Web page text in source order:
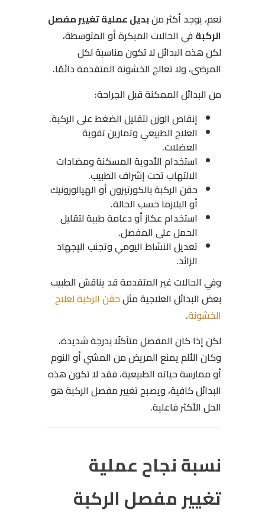
نعم، يوجد أكثر منبديل عملية تغيير مفصل
الركبةفي الحالات المبكرة أو المتوسطة،
لكن هذه البدائل لا تكون مناسبة لكل
المرضى، ولا تعالج الخشونة المتقدمة دائمًا.
من البدائل الممكنة قبل الجراحة:
إنقاص الوزن لتقليل الضغط على الركبة.
العلاج الطبيعي وتمارين تقوية
العضلات.
استخدام الأدوية المسكنة ومضادات
الالتهاب تحت إشراف الطبيب.
حقن الركبة بالكورتيزون أو الهيالورونيك
أو البلازما حسب الحالة.
استخدام عكاز أو دعامة طبية لتقليل
الحمل على المفصل.
تعديل النشاط اليومي وتجنب الإجهاد
الزائد.
وفي الحالات غير المتقدمة قد يناقش الطبيب
بعض البدائل العلاجية مثلحقن الركبة لعلاج
الخشونة.
لكن إذا كان المفصل متآكلًا بدرجة شديدة،
وكان الألم يمنع المريض من المشي أو النوم
أو ممارسة حياته الطبيعية، فقد لا تكون هذه
البدائل كافية، ويصبح تغيير مفصل الركبة هو
الحل الأكثر فاعلية.
نسبة نجاح عملية
تغيير مفصل الركبة